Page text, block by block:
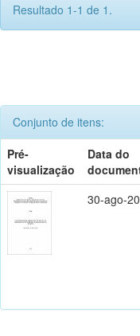
Resultado 1-1 de 1.
Conjunto de itens:
Pré-
visualização
Data do
30-ago-